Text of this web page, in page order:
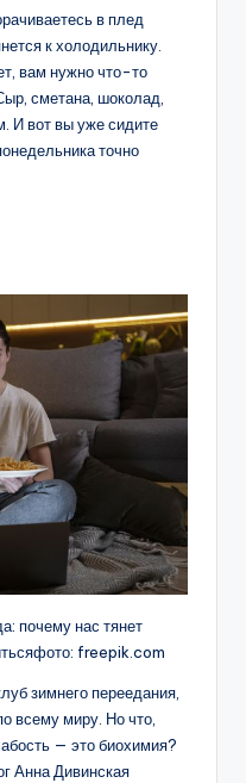
в плед
к холодильнику.
вам нужно что-то
сметана, шоколад,
И вот вы уже сидите
точно
почему нас тянет
freepik.com
зимнего переедания,
всему миру. Но что,
— это биохимия?
Анна Дивинская